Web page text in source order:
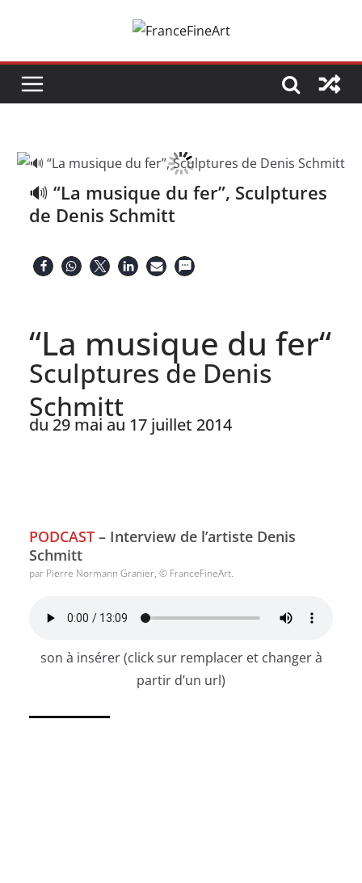
🔊 “La musique du fer”, Sculptures
de Denis Schmitt
“La musique du fer“
Sculptures de Denis
Schmitt
du 29 mai au 17 juillet 2014
PODCAST – Interview de l’artiste Denis
Schmitt
par Pierre Normann Granier, © FranceFineArt.
son à insérer (click sur remplacer et changer à
partir d’un url)